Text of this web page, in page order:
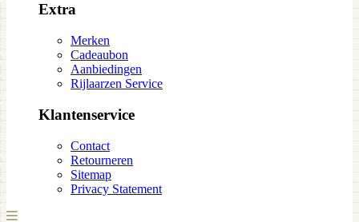
Extra
Merken
Cadeaubon
Aanbiedingen
Rijlaarzen Service
Klantenservice
Contact
Retourneren
Sitemap
Privacy Statement